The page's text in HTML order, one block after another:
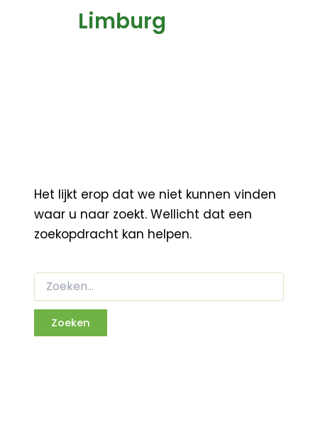
Limburg
Het lijkt erop dat we niet kunnen vinden
waar u naar zoekt. Wellicht dat een
zoekopdracht kan helpen.